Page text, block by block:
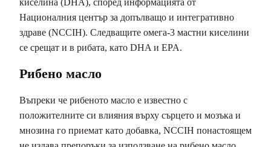
Националния център за допълващо и интегративно
здраве (NCCIH). Следващите омега-3 мастни киселини
се срещат и в рибата, като DHA и EPA.
Рибено масло
Въпреки че рибеното масло е известно с
положителните си влияния върху сърцето и мозъка и
мнозина го приемат като добавка, NCCIH понастоящем